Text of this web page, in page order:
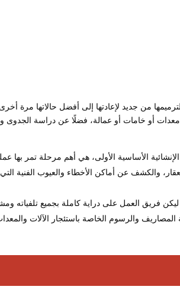
من جديد لإعادتها إلى أفضل حالاتها مرة
معدات أو خامات أو عمالة، فضلًا عن دراسة الجدوى
الأساسية الأولى، هي أهم مرحلة تمر بها
والكشف عن أماكن الأخطاء والعيوب الفنية التي
فريق العمل على دراية كاملة بجميع تلفياته
والرسوم الخاصة باستئجار الآلات